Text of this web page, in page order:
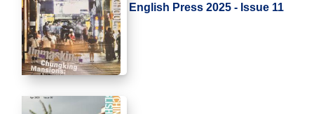
English Press 2025 - Issue 11